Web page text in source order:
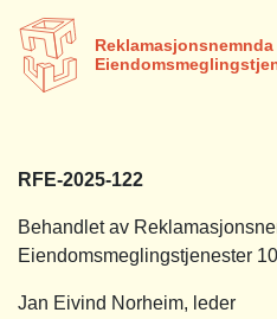
RFE-2025-122
Behandlet av
Eiendomsmeglingstjenester
Jan Eivind Norheim, leder